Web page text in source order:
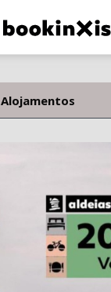
Alojamentos